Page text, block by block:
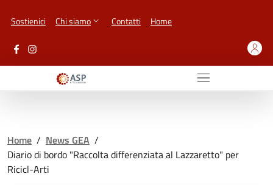
Sostienici Chi siamo Contatti Home
Home / News GEA /
Diario di bordo "Raccolta differenziata al Lazzaretto" per
Ricicl-Arti